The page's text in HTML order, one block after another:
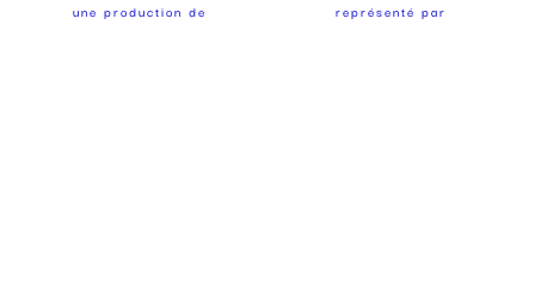
une production de représenté par